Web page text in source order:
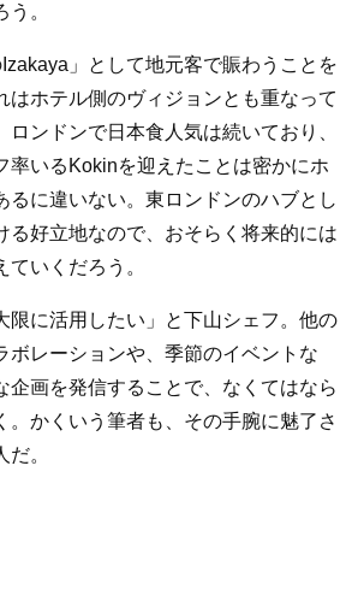
。
」として地元客で賑わうことを
はホテル側のヴィジョンとも重なって
ロンドンで日本食人気は続いており、
率いるKokinを迎えたことは密かにホ
るに違いない。東ロンドンのハブとし
る好立地なので、おそらく将来的には
いくだろう。
限に活用したい」と下山シェフ。他の
ボレーションや、季節のイベントな
企画を発信することで、なくてはなら
。かくいう筆者も、その手腕に魅了さ
。